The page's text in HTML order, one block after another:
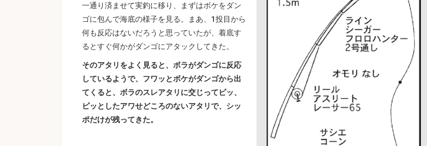
一通り済ませて実釣に移り、まずはボケをダン
ゴに包んで海底の様子を見る。まあ、1投目から
何も反応はないだろうと思っていたが、着底す
るとすぐ何かがダンゴにアタックしてきた。
そのアタリをよく見ると、ボラがダンゴに反応
しているようで、フワッとボケがダンゴから出
てくると、ボラのスレアタリに交じってピッ、
ピッとしたアワせどころのないアタリで、シッ
ポだけが残ってきた。